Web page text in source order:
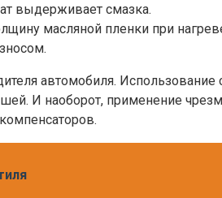
выдерживает смазка.
масляной пленки при
автомобиля.
И наоборот, применение